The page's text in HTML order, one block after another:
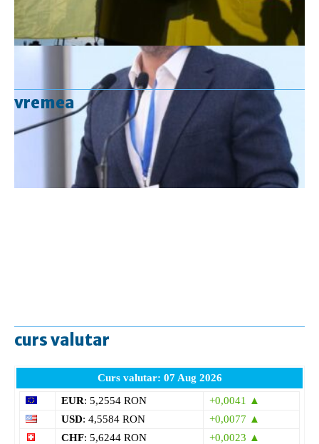
vremea
curs valutar
Curs valutar: 07 Aug 2026
EUR: 5,2554 RON
+0,0041 ▲
USD: 4,5584 RON
+0,0077 ▲
CHF: 5,6244 RON
+0,0023 ▲